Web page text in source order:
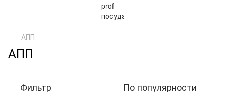
АПП
АПП
Фильтр По популярности